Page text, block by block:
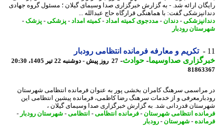
ارائه شد. - به گزارش خبرگزاری صدا وسیمای گیلان ؛ مسئول گروه جهادی
گفت: با هماهنگی قرارگاه حاج عبدالله ...
-دندان- مددجوی کمیته امداد -کمیته امداد -پزشکی-پزشک -
رودبار
تکریم و معارفه فرمانده انتظامی رودبار
صداوسیما-حوادث -27 روز پیش - دوشنبه 22 تیر 1405، 20:30
سرهنگ کامران بخشی پور به عنوان فرمانده انتظامی شهرستان
و از خدمات سرهنگ رضا کاظمی، فرمانده پیشین انتظامی این
قدردانی شد. به گزارش خبرگزاری صدا وسیمای گیلان ،
انتظامی شهرستان-فرمانده انتظامی-انتظامی-شهرستان رودبار-
-شهرستان-رودبار